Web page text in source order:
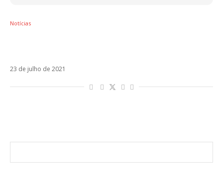
Notícias
23 de julho de 2021